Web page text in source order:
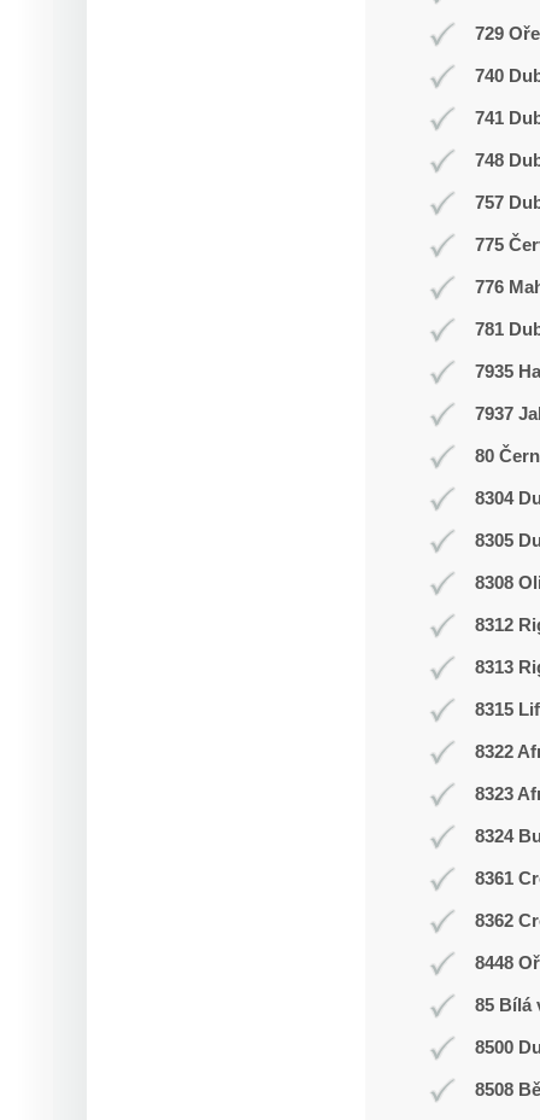
729
740
741
748
757
775
776
781
7935
7937
80
8304
8305
8308
8312
8313
8315
8322
8323
8324
8361
8362
8448
85 Bílá
8500
8508